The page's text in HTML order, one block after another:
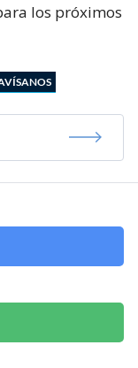
los próximos